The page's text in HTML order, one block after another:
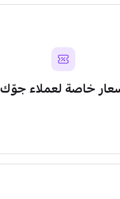
خاصة لعملاء جوّك